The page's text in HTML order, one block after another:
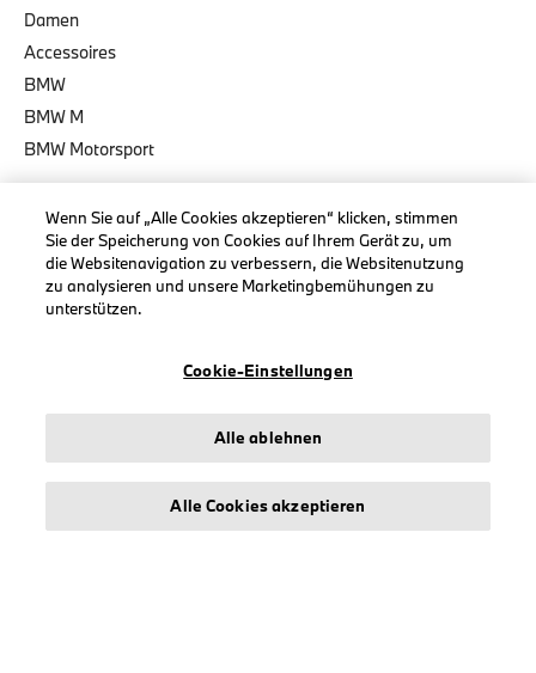
Damen
Accessoires
BMW
BMW M
BMW Motorsport
INFORMATIONEN
Impressum
Cookies
Erklärung zur Barrierefreiheit
Wenn Sie auf „Alle Cookies akzeptieren“ klicken, stimmen
Sie der Speicherung von Cookies auf Ihrem Gerät zu, um
die Websitenavigation zu verbessern, die Websitenutzung
zu analysieren und unsere Marketingbemühungen zu
unterstützen.
Cookie-Einstellungen
Alle ablehnen
Alle Cookies akzeptieren